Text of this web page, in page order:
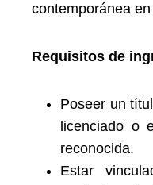
contemporánea
Requisitos de
Poseer un
licenciado o
reconocida.
Estar